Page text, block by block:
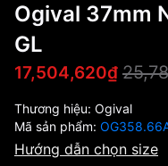
Ogival 37mm
GL
17,504,620₫
Thương hiệu: Ogival
Mã sản phẩm:
Hướng dẫn chọn size